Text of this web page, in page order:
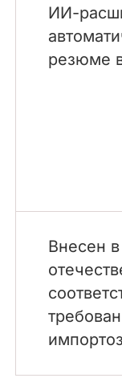
ИИ-
резюме
Внесен